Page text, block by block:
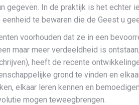
gegeven. In de praktijk is het echter
te bewaren die de Geest u
voorhouden dat ze in een
maar meer verdeeldheid is
heeft de recente
grond te vinden en
elkaar leren kennen en
mogen teweegbrengen.